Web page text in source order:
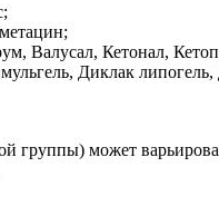
Валусал, Кетонал,
Диклак
может